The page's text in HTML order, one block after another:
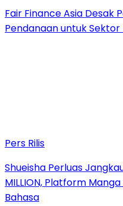
Fair Finance Asia Desak
Pendanaan untuk Sektor
Pers Rilis
Shueisha Perluas
MILLION, Platform
Bahasa